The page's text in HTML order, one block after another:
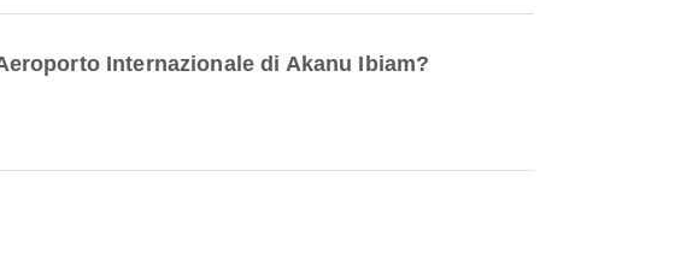
Internazionale di Akanu Ibiam?